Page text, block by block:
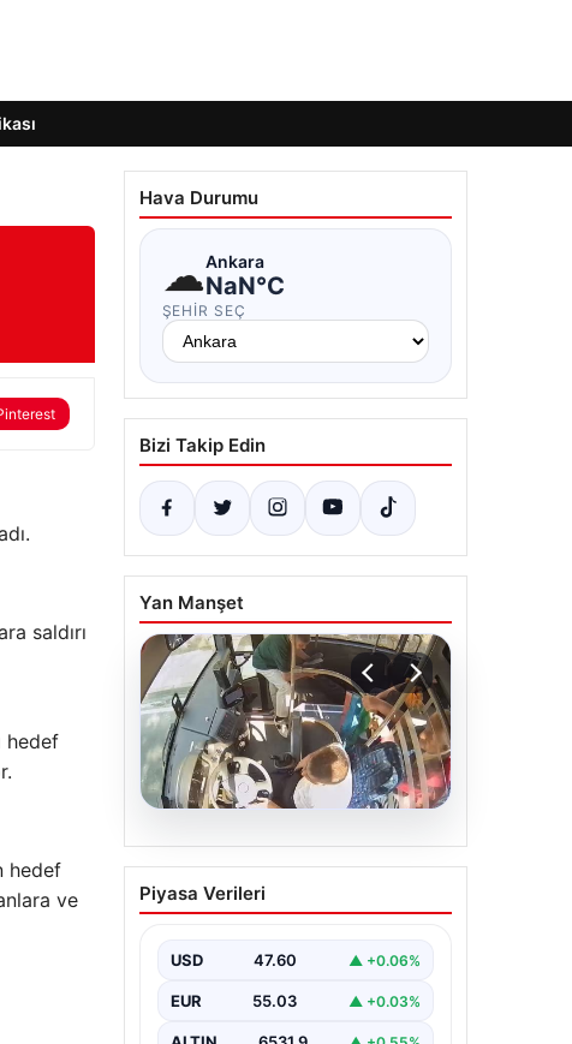
saldırı
hedef
hedef
ve
Hava Durumu
☁Ankara
NaN°C
ŞEHIR SEÇ
Bizi Takip Edin
Yan Manşet
05.08.2026
Otobüste Rahatsızlanan
Yolcuyu Şoför Hızla
Trabzon’un yoğun ulaşım
otobüslerinde yaşanan ilginç ve
Piyasa Verileri
USD 47.60 ▲ +0.06%
EUR 55.03 ▲ +0.03%